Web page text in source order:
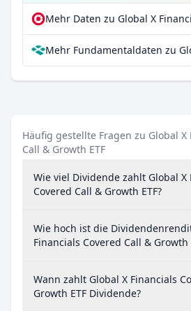
Häufig gestellte Fragen zu Global X
Call & Growth ETF
Wie viel Dividende zahlt Global X
Covered Call & Growth ETF?
Wie hoch ist die
Financials Covered Call & Growth
Wann zahlt Global X Financials
Growth ETF Dividende?